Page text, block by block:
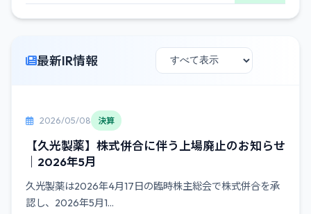
最新IR情報
2026/05/08 決算
【久光製薬】株式併合に伴う上場廃止のお知らせ
｜2026年5月
久光製薬は2026年4月17日の臨時株主総会で株式併合を承
認し、2026年5月1...